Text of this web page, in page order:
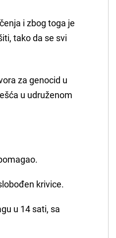
i zbog toga je
tako da se svi
za genocid u
u udruženom
krivice.
u 14 sati, sa